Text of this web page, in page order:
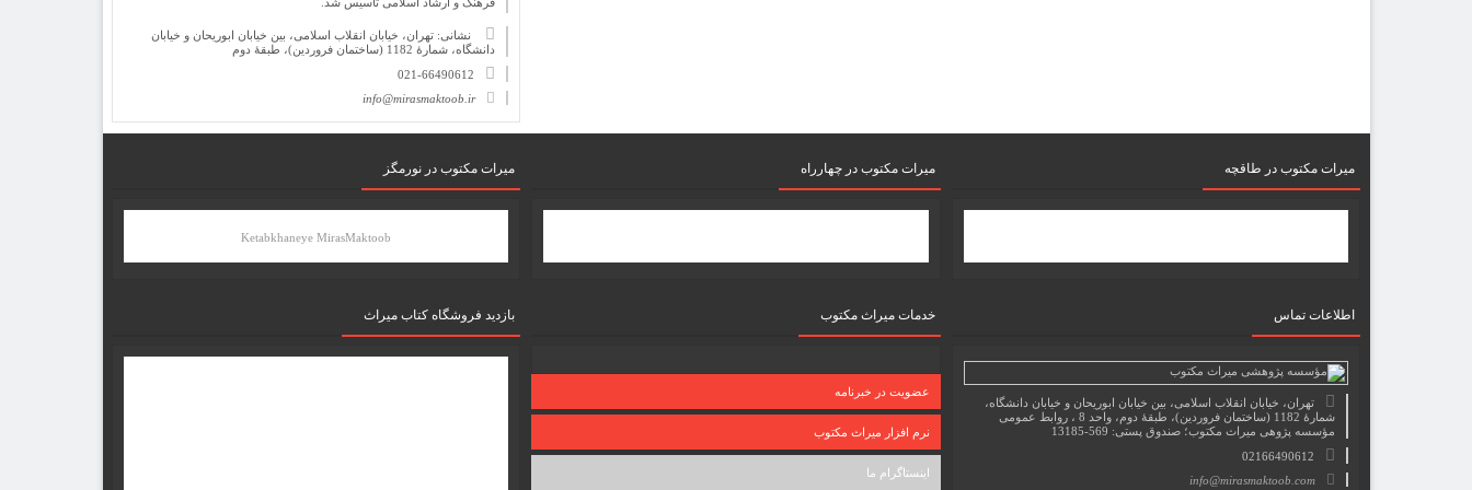
نشانی: تهران، خیابان انقلاب اسلامی، بین خیابان ابوریحان و خیابان
دانشگاه، شمارۀ 1182 (ساختمان فروردین)، طبقۀ دوم
021-66490612
info@mirasmaktoob.ir
میرات مکتوب در طاقچه
اطلاعات تماس
تهران، خیابان انقلاب اسلامی، بین خیابان ابوریحان و خیابان دانشگاه،
شمارۀ 1182 (ساختمان فروردین)، طبقۀ دوم، واحد 8 ، روابط عمومی
مؤسسه پژوهی میراث مکتوب؛ صندوق پستی: 569-13185
02166490612
info@mirasmaktoob.com
میرات مکتوب در چهارراه
خدمات میراث مکتوب
عضویت در خبرنامه
نرم افزار میراث مکتوب
اینستاگرام ما
میرات مکتوب در نورمگز
Ketabkhaneye MirasMaktoob
بازدید فروشگاه کتاب میراث